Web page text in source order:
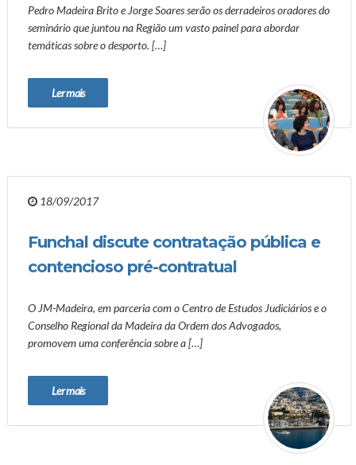
Pedro Madeira Brito e Jorge Soares serão os derradeiros oradores do
seminário que juntou na Região um vasto painel para abordar
temáticas sobre o desporto. […]
Ler mais
18/09/2017
Funchal discute contratação pública e
contencioso pré-contratual
O JM-Madeira, em parceria com o Centro de Estudos Judiciários e o
Conselho Regional da Madeira da Ordem dos Advogados,
promovem uma conferência sobre a […]
Ler mais